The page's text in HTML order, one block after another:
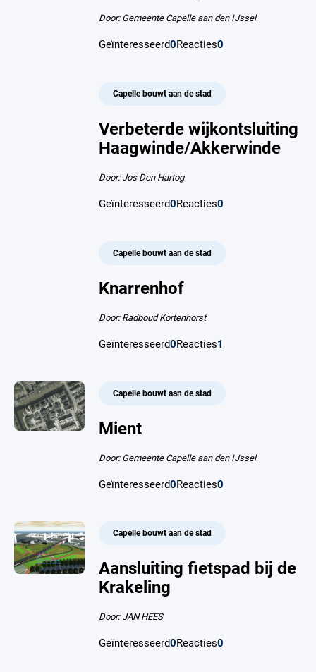
Door: Gemeente Capelle aan den IJssel
Geïnteresseerd0Reacties0
Capelle bouwt aan de stad
Verbeterde wijkontsluiting
Haagwinde/Akkerwinde
Door: Jos Den Hartog
Geïnteresseerd0Reacties0
Capelle bouwt aan de stad
Knarrenhof
Door: Radboud Kortenhorst
Geïnteresseerd0Reacties1
Capelle bouwt aan de stad
Mient
Door: Gemeente Capelle aan den IJssel
Geïnteresseerd0Reacties0
Capelle bouwt aan de stad
Aansluiting fietspad bij de
Krakeling
Door: JAN HEES
Geïnteresseerd0Reacties0